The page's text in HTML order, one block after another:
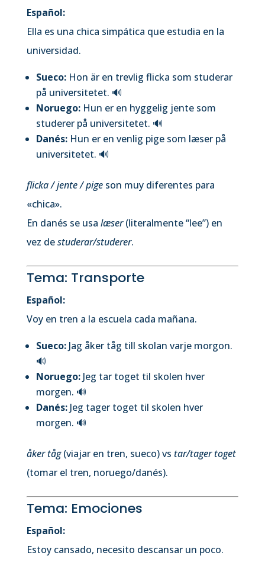
Español:
Ella es una chica simpática que estudia en la
universidad.
Sueco:Hon är en trevlig flicka som studerar
på universitetet. 🔊
Noruego:Hun er en hyggelig jente som
studerer på universitetet. 🔊
Danés:Hun er en venlig pige som læser på
universitetet. 🔊
flicka / jente / pigeson muy diferentes para
«chica».
En danés se usa læser(literalmente “lee”) en
vez destuderar/studerer.
Tema: Transporte
Español:
Voy en tren a la escuela cada mañana.
Sueco:Jag åker tåg till skolan varje morgon.
🔊
Noruego:Jeg tar toget til skolen hver
morgen. 🔊
Danés:Jeg tager toget til skolen hver
morgen. 🔊
åker tåg(viajar en tren, sueco) vs tar/tager toget
(tomar el tren, noruego/danés).
Tema: Emociones
Español:
Estoy cansado, necesito descansar un poco.